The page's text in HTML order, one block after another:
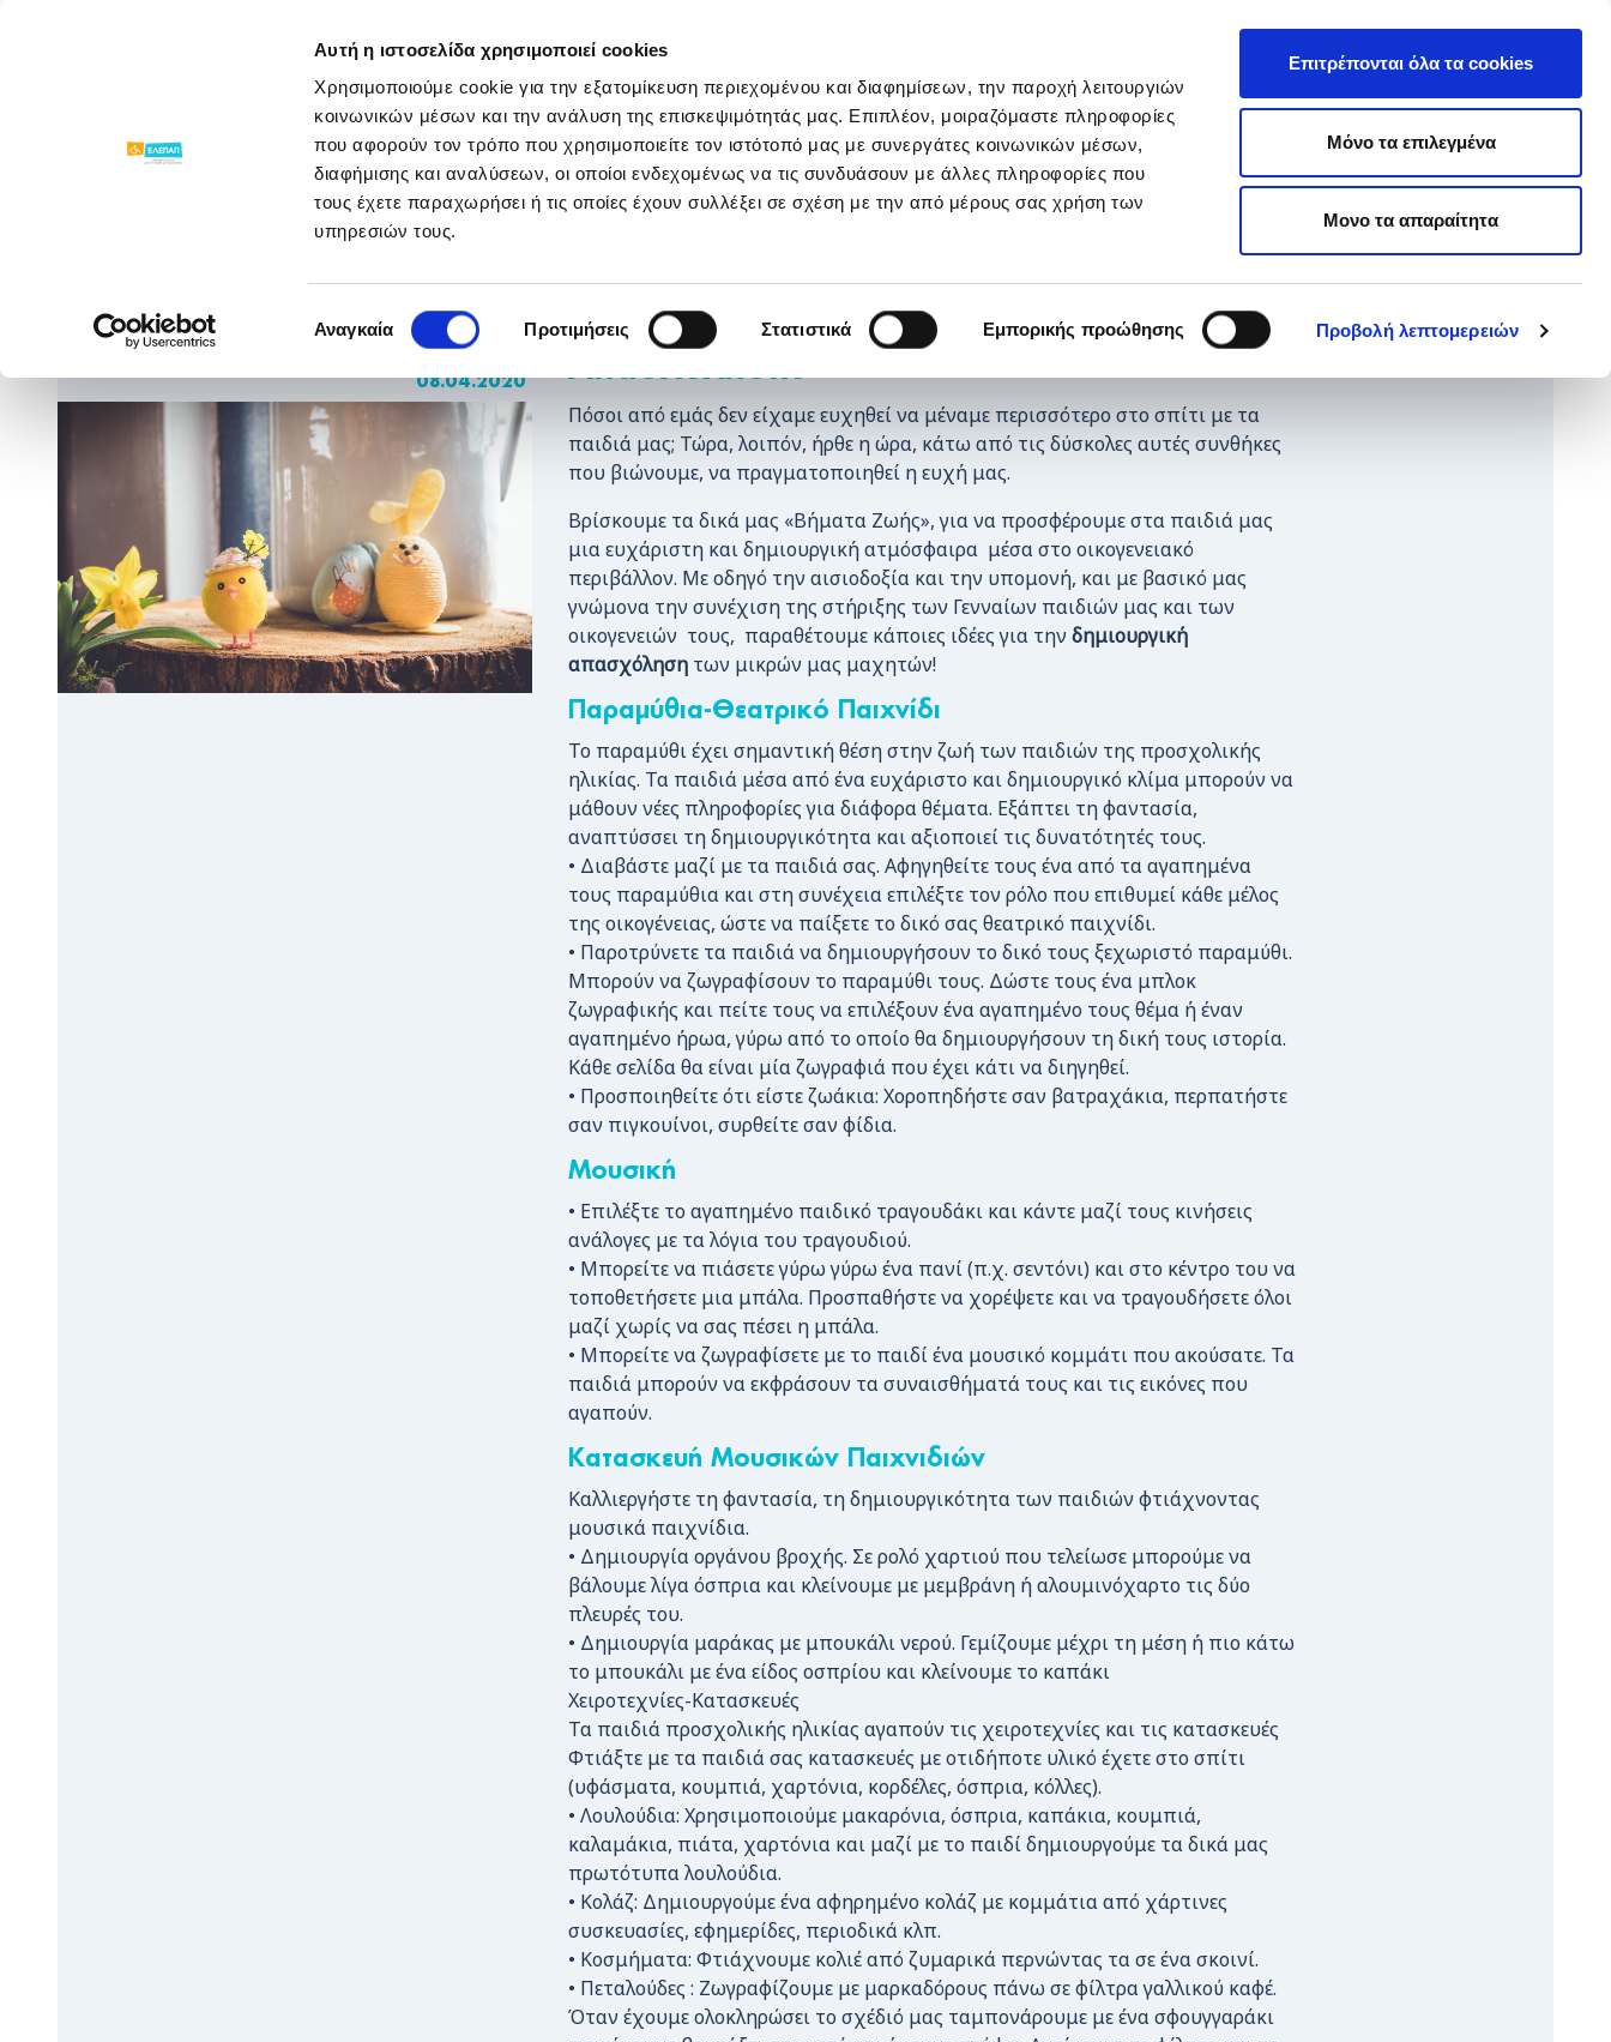
Αυτή η ιστοσελίδα χρησιμοποιεί cookies
Χρησιμοποιούμε cookie για την εξατομίκευση περιεχομένου και διαφημίσεων, την παροχή λειτουργιών
κοινωνικών μέσων και την ανάλυση της επισκεψιμότητάς μας. Επιπλέον, μοιραζόμαστε πληροφορίες
που αφορούν τον τρόπο που χρησιμοποιείτε τον ιστότοπό μας με συνεργάτες κοινωνικών μέσων,
διαφήμισης και αναλύσεων, οι οποίοι ενδεχομένως να τις συνδυάσουν με άλλες πληροφορίες που
τους έχετε παραχωρήσει ή τις οποίες έχουν συλλέξει σε σχέση με την από μέρους σας χρήση των
υπηρεσιών τους.
συγκατάθεσης
Αναγκαία Προτιμήσεις Στατιστικά Εμπορικής προώθησης Προβολή λεπτομερειών
Επιτρέπονται όλα τα cookies
Μόνο τα επιλεγμένα
Μονο τα απαραίτητα
ΓΝΩΡΙΣΕ ΜΑΣ ΠΡΟΓΡΑΜΜΑΤΑ ΣΤΗΡΙΞΕ ΜΑΣ
ΥΙΟΘΕΣΙΑ ΚΑΝΕ ΔΩΡΕΑ
Νέα & Ανακοινώσεις / Όμορφες στιγμές με τα παιδιά σας!
Όμορφες στιγμές με
τα παιδιά σας!
08.04.2020
Παιδικές Δραστηριότητες Δημιουργικής
Απασχόλησης
Πόσοι από εμάς δεν είχαμε ευχηθεί να μέναμε περισσότερο στο σπίτι με τα
παιδιά μας; Τώρα, λοιπόν, ήρθε η ώρα, κάτω από τις δύσκολες αυτές συνθήκες
που βιώνουμε, να πραγματοποιηθεί η ευχή μας.
Βρίσκουμε τα δικά μας «Βήματα Ζωής», για να προσφέρουμε στα παιδιά μας
μια ευχάριστη και δημιουργική ατμόσφαιρα μέσα στο οικογενειακό
περιβάλλον. Με οδηγό την αισιοδοξία και την υπομονή, και με βασικό μας
γνώμονα την συνέχιση της στήριξης των Γενναίων παιδιών μας και των
οικογενειών τους, παραθέτουμε κάποιες ιδέες για την δημιουργική
απασχόληση των μικρών μας μαχητών!
Παραμύθια-Θεατρικό Παιχνίδι
Το παραμύθι έχει σημαντική θέση στην ζωή των παιδιών της προσχολικής
ηλικίας. Τα παιδιά μέσα από ένα ευχάριστο και δημιουργικό κλίμα μπορούν να
μάθουν νέες πληροφορίες για διάφορα θέματα. Εξάπτει τη φαντασία,
αναπτύσσει τη δημιουργικότητα και αξιοποιεί τις δυνατότητές τους.
• Διαβάστε μαζί με τα παιδιά σας. Αφηγηθείτε τους ένα από τα αγαπημένα
τους παραμύθια και στη συνέχεια επιλέξτε τον ρόλο που επιθυμεί κάθε μέλος
της οικογένειας, ώστε να παίξετε το δικό σας θεατρικό παιχνίδι.
• Παροτρύνετε τα παιδιά να δημιουργήσουν το δικό τους ξεχωριστό παραμύθι.
Μπορούν να ζωγραφίσουν το παραμύθι τους. Δώστε τους ένα μπλοκ
ζωγραφικής και πείτε τους να επιλέξουν ένα αγαπημένο τους θέμα ή έναν
αγαπημένο ήρωα, γύρω από το οποίο θα δημιουργήσουν τη δική τους ιστορία.
Κάθε σελίδα θα είναι μία ζωγραφιά που έχει κάτι να διηγηθεί.
• Προσποιηθείτε ότι είστε ζωάκια: Χοροπηδήστε σαν βατραχάκια, περπατήστε
σαν πιγκουίνοι, συρθείτε σαν φίδια.
Μουσική
• Επιλέξτε το αγαπημένο παιδικό τραγουδάκι και κάντε μαζί τους κινήσεις
ανάλογες με τα λόγια του τραγουδιού.
• Μπορείτε να πιάσετε γύρω γύρω ένα πανί (π.χ. σεντόνι) και στο κέντρο του να
τοποθετήσετε μια μπάλα. Προσπαθήστε να χορέψετε και να τραγουδήσετε όλοι
μαζί χωρίς να σας πέσει η μπάλα.
• Μπορείτε να ζωγραφίσετε με το παιδί ένα μουσικό κομμάτι που ακούσατε. Τα
παιδιά μπορούν να εκφράσουν τα συναισθήματά τους και τις εικόνες που
αγαπούν.
Κατασκευή Μουσικών Παιχνιδιών
Καλλιεργήστε τη φαντασία, τη δημιουργικότητα των παιδιών φτιάχνοντας
μουσικά παιχνίδια.
• Δημιουργία οργάνου βροχής. Σε ρολό χαρτιού που τελείωσε μπορούμε να
βάλουμε λίγα όσπρια και κλείνουμε με μεμβράνη ή αλουμινόχαρτο τις δύο
πλευρές του.
• Δημιουργία μαράκας με μπουκάλι νερού. Γεμίζουμε μέχρι τη μέση ή πιο κάτω
το μπουκάλι με ένα είδος οσπρίου και κλείνουμε το καπάκι
Χειροτεχνίες-Κατασκευές
Τα παιδιά προσχολικής ηλικίας αγαπούν τις χειροτεχνίες και τις κατασκευές
Φτιάξτε με τα παιδιά σας κατασκευές με οτιδήποτε υλικό έχετε στο σπίτι
(υφάσματα, κουμπιά, χαρτόνια, κορδέλες, όσπρια, κόλλες).
• Λουλούδια: Χρησιμοποιούμε μακαρόνια, όσπρια, καπάκια, κουμπιά,
καλαμάκια, πιάτα, χαρτόνια και μαζί με το παιδί δημιουργούμε τα δικά μας
πρωτότυπα λουλούδια.
• Κολάζ: Δημιουργούμε ένα αφηρημένο κολάζ με κομμάτια από χάρτινες
συσκευασίες, εφημερίδες, περιοδικά κλπ.
• Κοσμήματα: Φτιάχνουμε κολιέ από ζυμαρικά περνώντας τα σε ένα σκοινί.
• Πεταλούδες : Ζωγραφίζουμε με μαρκαδόρους πάνω σε φίλτρα γαλλικού καφέ.
Όταν έχουμε ολοκληρώσει το σχέδιό μας ταμπονάρουμε με ένα σφουγγαράκι
EΛ